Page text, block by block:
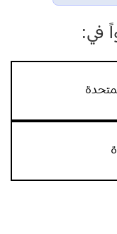
في: